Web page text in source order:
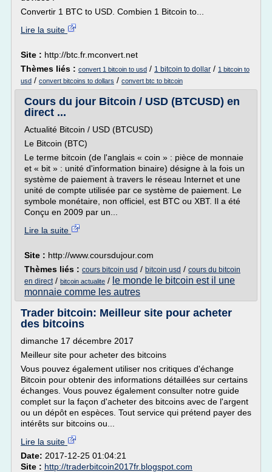
Convertir 1 BTC to USD. Combien 1 Bitcoin to...
Lire la suite
Site : http://btc.fr.mconvert.net
Thèmes liés : convert 1 bitcoin to usd / 1 bitcoin to dollar / 1 bitcoin to
usd / convert bitcoins to dollars / convert btc to bitcoin
Cours du jour Bitcoin / USD (BTCUSD) en
direct ...
Actualité Bitcoin / USD (BTCUSD)
Le Bitcoin (BTC)
Le terme bitcoin (de l'anglais « coin » : pièce de monnaie
et « bit » : unité d'information binaire) désigne à la fois un
système de paiement à travers le réseau Internet et une
unité de compte utilisée par ce système de paiement. Le
symbole monétaire, non officiel, est BTC ou XBT. Il a été
Conçu en 2009 par un...
Lire la suite
Site : http://www.coursdujour.com
Thèmes liés : cours bitcoin usd / bitcoin usd / cours du bitcoin
en direct/ bitcoin actualite / le monde le bitcoin est il une
monnaie comme les autres
Trader bitcoin: Meilleur site pour acheter
des bitcoins
dimanche 17 décembre 2017
Meilleur site pour acheter des bitcoins
Vous pouvez également utiliser nos critiques d'échange
Bitcoin pour obtenir des informations détaillées sur certains
échanges. Vous pouvez également consulter notre guide
complet sur la façon d'acheter des bitcoins avec de l'argent
ou un dépôt en espèces. Tout service qui prétend payer des
intérêts sur bitcoins ou...
Lire la suite
Date: 2017-12-25 01:04:21
Site : http://traderbitcoin2017fr.blogspot.com